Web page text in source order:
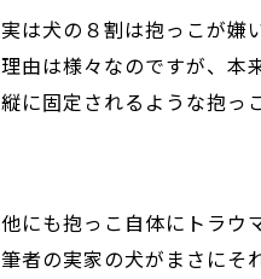
実は犬の８割は抱っこが嫌
理由は様々なのですが、本
縦に固定されるような抱っ
他にも抱っこ自体にトラウ
筆者の実家の犬がまさにそれ